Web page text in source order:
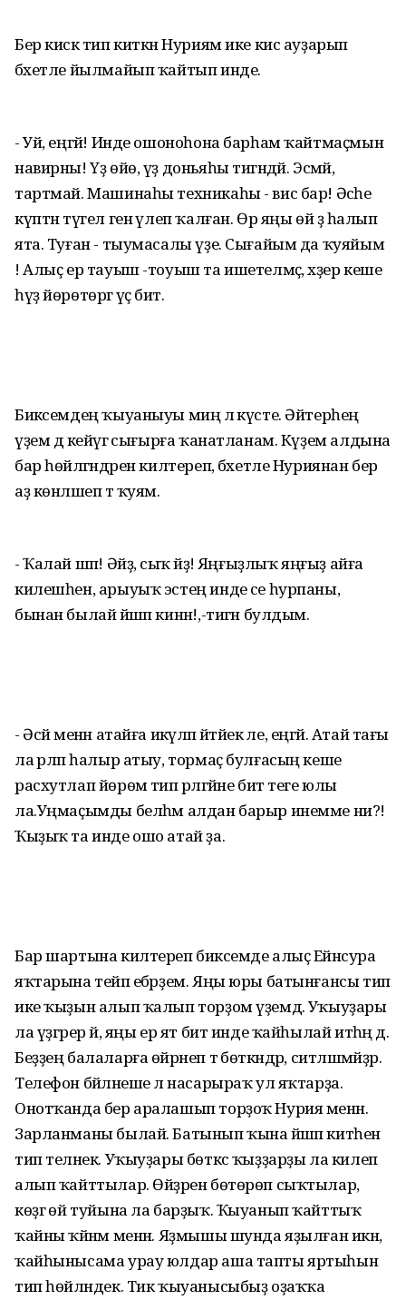
Бер кискә тип киткән Нуриям ике кис ауҙарып
бәхетле йылмайып ҡайтып инде.
- Уй, еңгәй! Инде ошоноһона барһам ҡайтмаҫмын
навирны! Үҙ өйө, үҙ доньяһы тигәндәй. Эсмәй,
тартмай. Машинаһы техникаһы - вис бар! Әсәһе
күптән түгел генә үлеп ҡалған. Өр яңы өй ҙә һалып
ята. Туған - тыумасалы үҙе. Сығайым да ҡуяйым
! Алыҫ ер тауыш -тоуыш та ишетелмәҫ, хәҙер кеше
һүҙ йөрөтөргә әүәҫ бит.
Бикәсемдең ҡыуаныуы миңә лә күсте. Әйтерһең
үҙем дә кейәүгә сығырға ҡанатланам. Күҙем алдына
бар һөйләгәндәрен килтереп, бәхетле Нуриянан бер
аҙ көнләшеп тә ҡуям.
- Ҡалай шәп! Әйҙә, сыҡ әйҙә! Яңғыҙлыҡ яңғыҙ айға
килешһен, арыуыҡ эстең инде әсе һурпаны,
бынан былай йәшәп кинән!,-тигән булдым.
- Әсәй менән атайға икәүләп әйтәйек әле, еңгәй. Атай тағы
ла әрләп һалыр атыу, тормаҫ булғасың кеше
расхутлап йөрөмә тип әрләгәйне бит теге юлы
ла.Уңмаҫымды белһәм алдан барыр инемме ни?!
Ҡыҙыҡ та инде ошо атай ҙа.
Бар шартына килтереп бикәсемде алыҫ Ейәнсура
яҡтарына тейәп ебәрҙем. Яңы юры батынғансы тип
ике ҡыҙын алып ҡалып торҙом үҙемдә. Уҡыуҙары
ла үҙгәрер йә, яңы ер ят бит инде ҡайһылай итһәң дә.
Беҙҙең балаларға өйрәнеп тә бөткәндәр, ситләшмәйҙәр.
Телефон бәйләнеше лә насарыраҡ ул яҡтарҙа.
Онотҡанда бер аралашып торҙоҡ Нурия менән.
Зарланманы былай. Батынып ҡына йәшәп китһен
тип теләнек. Уҡыуҙары бөткәс ҡыҙҙарҙы ла килеп
алып ҡайттылар. Өйҙәрен бөтөрөп сыҡтылар,
көҙгә өй туйына ла барҙыҡ. Ҡыуанып ҡайттыҡ
ҡайны ҡәйнәм менән. Яҙмышы шунда яҙылған икән,
ҡайһынысама урау юлдар аша тапты яртыһын
тип һөйләндек. Тик ҡыуанысыбыҙ оҙаҡҡа